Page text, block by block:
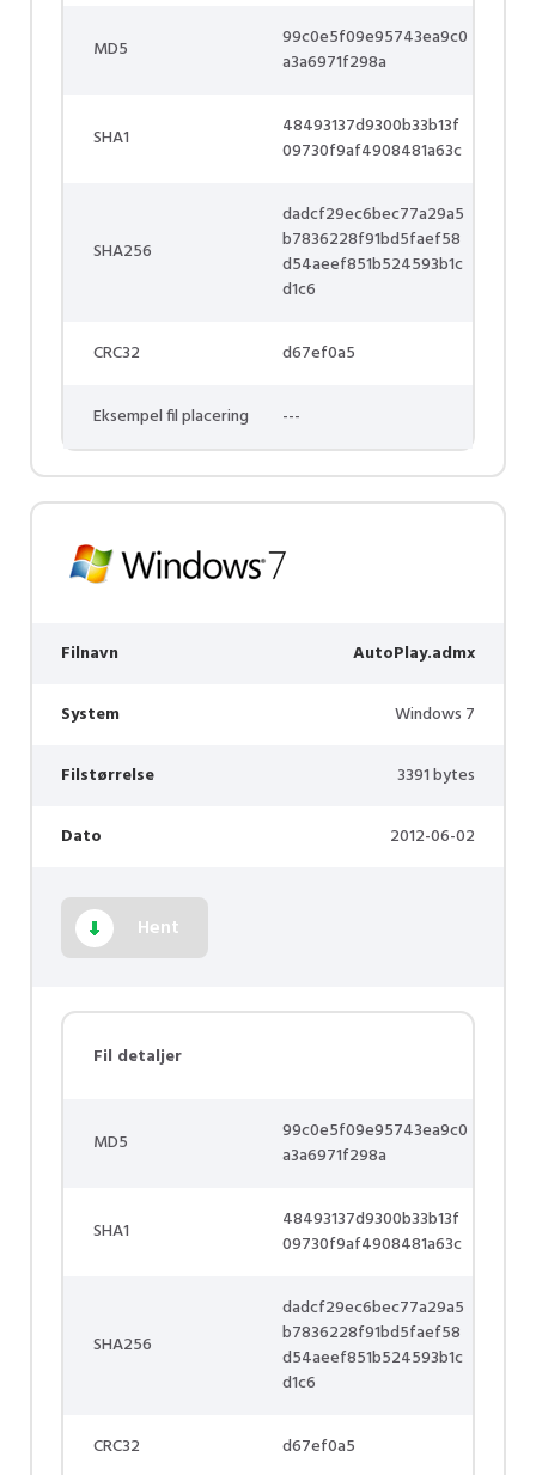
MD5
99c0e5f09e95743ea9c0
a3a6971f298a
SHA1
48493137d9300b33b13f
09730f9af4908481a63c
SHA256
dadcf29ec6bec77a29a5
b7836228f91bd5faef58
d54aeef851b524593b1c
d1c6
CRC32 d67ef0a5
Eksempel fil placering ---
Filnavn AutoPlay.admx
System Windows 7
Filstørrelse 3391 bytes
Dato 2012-06-02
Hent
Fil detaljer
MD5
99c0e5f09e95743ea9c0
a3a6971f298a
SHA1
48493137d9300b33b13f
09730f9af4908481a63c
SHA256
dadcf29ec6bec77a29a5
b7836228f91bd5faef58
d54aeef851b524593b1c
d1c6
CRC32 d67ef0a5